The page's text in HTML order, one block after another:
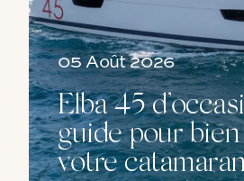
05 Août 2026
Elba 45
guide pour
votre